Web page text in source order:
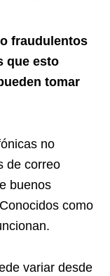
fraudulentos
que esto
tomar
no
de correo
buenos
como
variar desde